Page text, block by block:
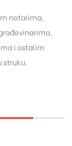
notarima,
i ostalim
struku.